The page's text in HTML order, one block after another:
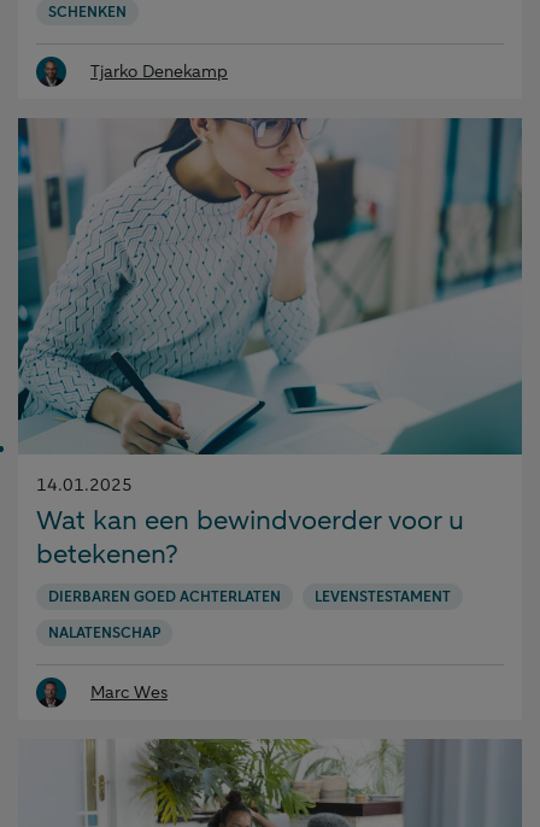
SCHENKEN
Tjarko Denekamp
Gepubliceerd
op:
14.01.2025
Wat kan een bewindvoerder voor u
betekenen?
DIERBAREN GOED ACHTERLATEN
LEVENSTESTAMENT
NALATENSCHAP
Marc Wes